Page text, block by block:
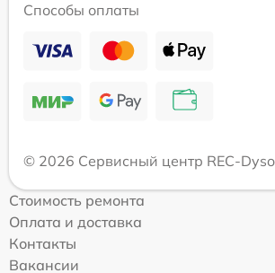
Способы оплаты
© 2026 Сервисный центр REC-
Стоимость ремонта
Оплата и доставка
Контакты
Вакансии